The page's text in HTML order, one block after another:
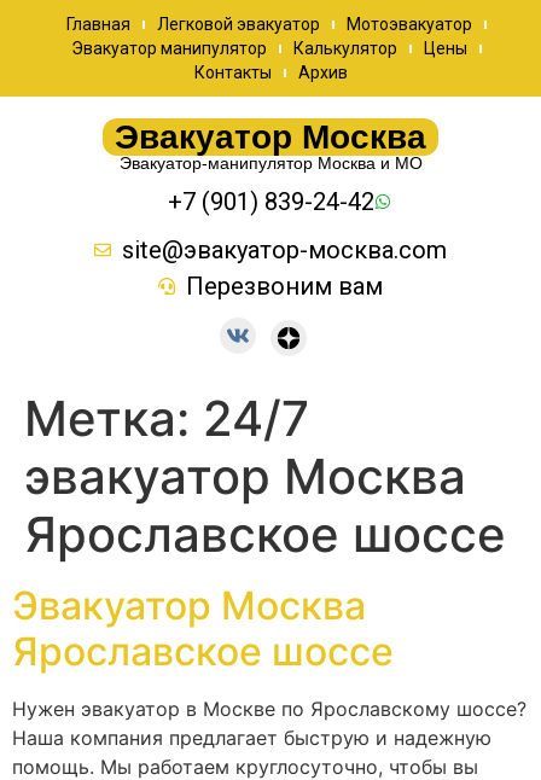
Главная Легковой эвакуатор
Мотоэвакуатор
Эвакуатор манипулятор
Калькулятор
Цены
Контакты
Архив
Эвакуатор Москва
Эвакуатор-манипулятор Москва и МО
+7 (901) 839-24-42
site@эвакуатор-москва.com
Перезвоним вам
Метка: 24/7
эвакуатор Москва
Ярославское шоссе
Эвакуатор Москва
Ярославское шоссе
Нужен эвакуатор в Москве по Ярославскому шоссе?
Наша компания предлагает быструю и надежную
помощь. Мы работаем круглосуточно, чтобы вы